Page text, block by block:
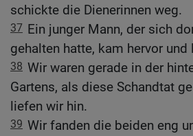
schickte die Dienerinnen weg.
37 Ein junger Mann, der sich
gehalten hatte, kam hervor und
38 Wir waren gerade in der
Gartens, als diese Schandtat
liefen wir hin.
39 Wir fanden die beiden eng